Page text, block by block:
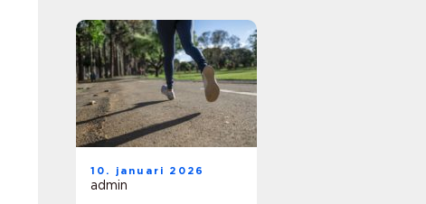
10. januari 2026
admin